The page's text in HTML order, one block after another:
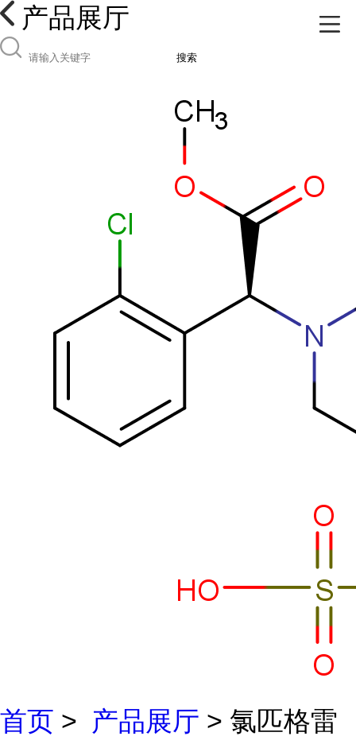
产品展厅
搜索
首页 > 产品展厅 > 氯匹格雷